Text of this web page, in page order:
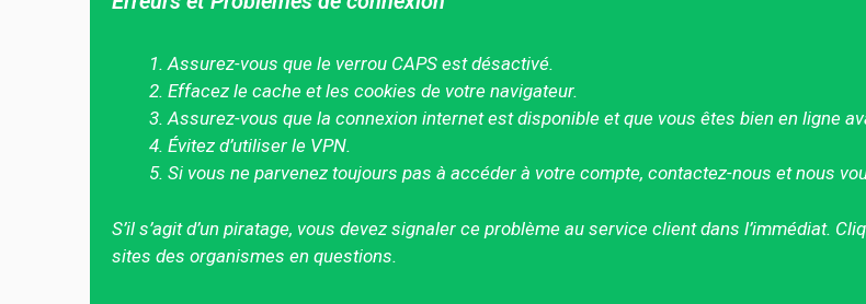
Assurez-vous que le verrou CAPS est désactivé.
Effacez le cache et les cookies de votre navigateur.
Assurez-vous que la connexion internet est disponible et que vous êtes bien en ligne
Évitez d’utiliser le VPN.
Si vous ne parvenez toujours pas à accéder à votre compte, contactez-nous et nous
S’il s’agit d’un piratage, vous devez signaler ce problème au service client dans l’immédiat.
sites des organismes en questions.